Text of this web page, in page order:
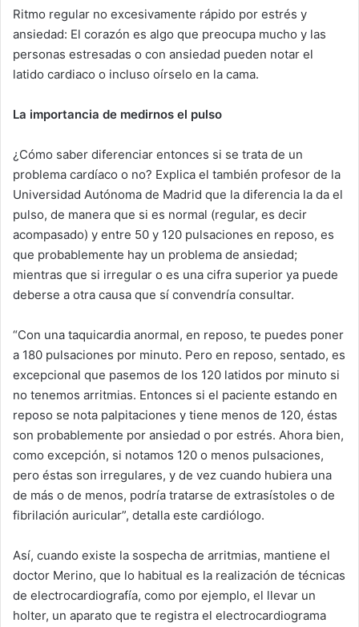
Ritmo regular no excesivamente rápido por estrés y
ansiedad: El corazón es algo que preocupa mucho y las
personas estresadas o con ansiedad pueden notar el
latido cardiaco o incluso oírselo en la cama.
La importancia de medirnos el pulso
¿Cómo saber diferenciar entonces si se trata de un
problema cardíaco o no? Explica el también profesor de la
Universidad Autónoma de Madrid que la diferencia la da el
pulso, de manera que si es normal (regular, es decir
acompasado) y entre 50 y 120 pulsaciones en reposo, es
que probablemente hay un problema de ansiedad;
mientras que si irregular o es una cifra superior ya puede
deberse a otra causa que sí convendría consultar.
“Con una taquicardia anormal, en reposo, te puedes poner
a 180 pulsaciones por minuto. Pero en reposo, sentado, es
excepcional que pasemos de los 120 latidos por minuto si
no tenemos arritmias. Entonces si el paciente estando en
reposo se nota palpitaciones y tiene menos de 120, éstas
son probablemente por ansiedad o por estrés. Ahora bien,
como excepción, si notamos 120 o menos pulsaciones,
pero éstas son irregulares, y de vez cuando hubiera una
de más o de menos, podría tratarse de extrasístoles o de
fibrilación auricular”, detalla este cardiólogo.
Así, cuando existe la sospecha de arritmias, mantiene el
doctor Merino, que lo habitual es la realización de técnicas
de electrocardiografía, como por ejemplo, el llevar un
holter, un aparato que te registra el electrocardiograma